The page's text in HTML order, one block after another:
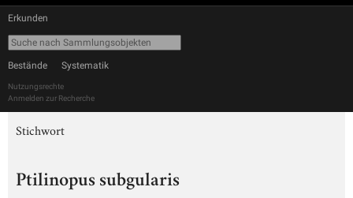
Erkunden
Bestände Systematik
Nutzungsrechte
Anmelden zur Recherche
Stichwort
Ptilinopus subgularis